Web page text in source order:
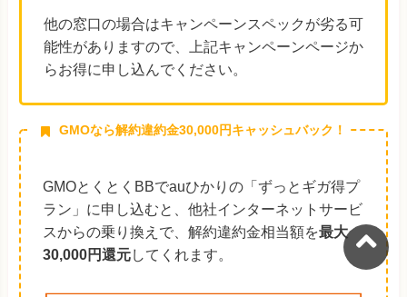
他の窓口の場合はキャンペーンスペックが劣る可
能性がありますので、上記キャンペーンページか
らお得に申し込んでください。
GMOなら解約違約金30,000円キャッシュバック！
GMOとくとくBBでauひかりの「ずっとギガ得プ
ラン」に申し込むと、他社インターネットサービ
スからの乗り換えで、解約違約金相当額を最大
30,000円還元してくれます。